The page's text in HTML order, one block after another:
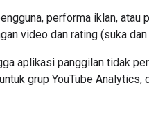
performa iklan, atau
video dan rating (suka
aplikasi panggilan tidak
grup YouTube Analytics,